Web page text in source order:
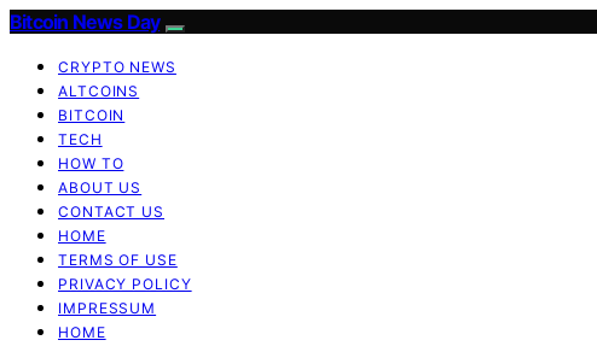
Bitcoin News Day
CRYPTO NEWS
ALTCOINS
BITCOIN
TECH
HOW TO
ABOUT US
CONTACT US
HOME
TERMS OF USE
PRIVACY POLICY
IMPRESSUM
HOME